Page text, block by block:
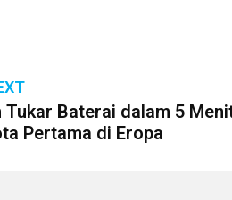
Tukar Baterai dalam 5
Pertama di Eropa